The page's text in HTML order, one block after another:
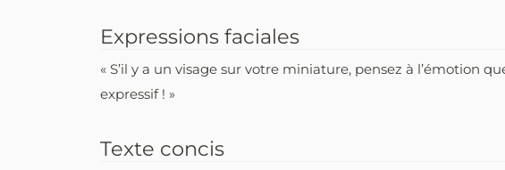
Expressions faciales
« S’il y a un visage sur votre miniature, pensez à l’émotion
expressif ! »
Texte concis